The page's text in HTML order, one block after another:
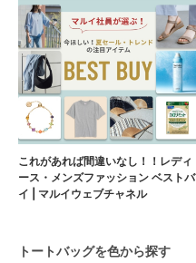
これがあれば間違いなし！！レディ
ース・メンズファッション ベストバ
イ | マルイウェブチャネル
トートバッグを色から探す